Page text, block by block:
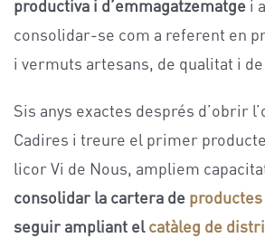
productiva i d’emmagatzematge i
consolidar-se com a referent en
i vermuts artesans, de qualitat i
Sis anys exactes després d’obrir
Cadires i treure el primer
licor Vi de Nous, ampliem
consolidar la cartera de
seguir ampliant elcatàleg de